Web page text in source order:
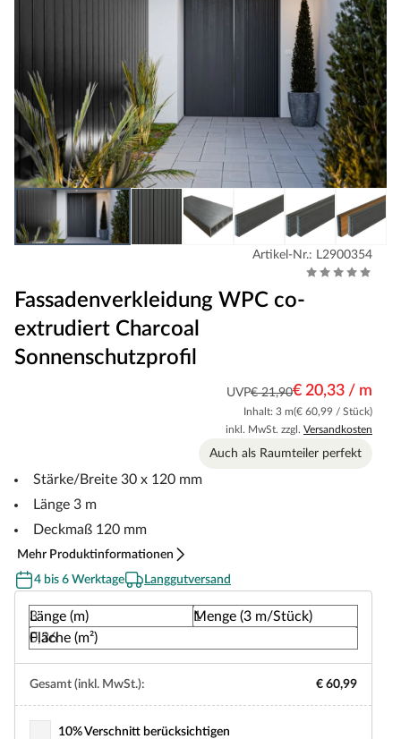
Artikel-Nr.: L2900354
Fassadenverkleidung WPC co-
extrudiert Charcoal
Sonnenschutzprofil
UVP€ 21,90€ 20,33 / m
Inhalt: 3 m(€ 60,99 / Stück)
inkl. MwSt. zzgl. Versandkosten
Auch als Raumteiler perfekt
Stärke/Breite 30 x 120 mm
Länge 3 m
Deckmaß 120 mm
Mehr Produktinformationen
4 bis 6 Werktage
Langgutversand
Länge (m)
Menge (3 m/Stück)
Fläche (m²)
Gesamt (inkl. MwSt.): € 60,99
10% Verschnitt berücksichtigen